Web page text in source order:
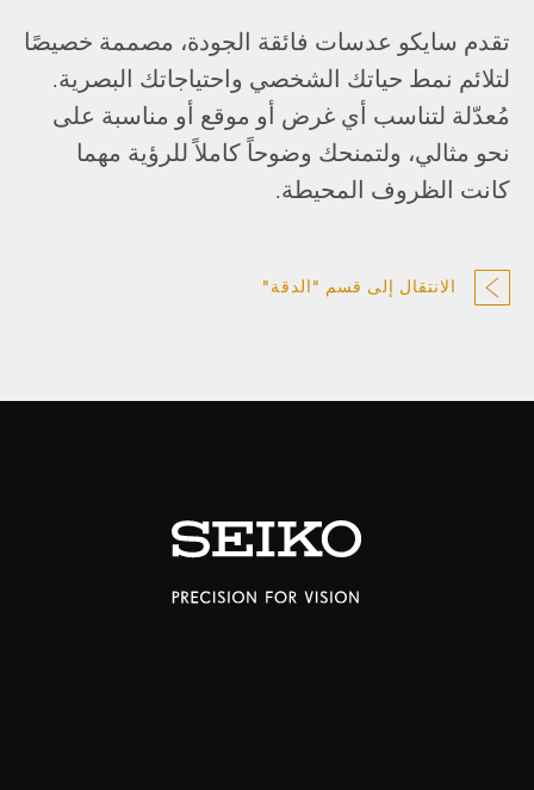
تقدم سايكو عدسات فائقة الجودة، مصممة خصيصًا
لتلائم نمط حياتك الشخصي واحتياجاتك البصرية.
مُعدّلة لتناسب أي غرض أو موقع أو مناسبة على
نحو مثالي، ولتمنحك وضوحاً كاملاً للرؤية مهما
كانت الظروف المحيطة.
الانتقال إلى قسم "الدقة"